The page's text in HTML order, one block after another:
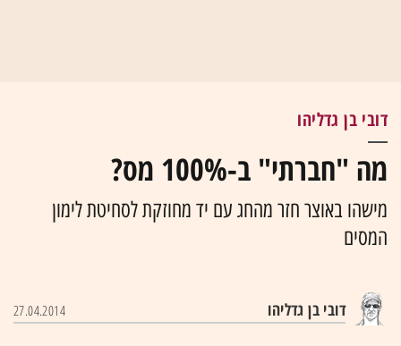
דובי בן גדליהו
מה "חברתי" ב-100% מס?
מישהו באוצר חזר מהחג עם יד מחוזקת לסחיטת לימון
המסים
דובי בן גדליהו 27.04.2014